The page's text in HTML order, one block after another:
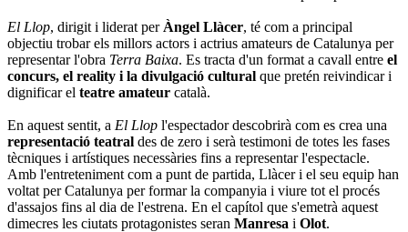
El Llop, dirigit i liderat per Àngel Llàcer, té com a principal
objectiu trobar els millors actors i actrius amateurs de Catalunya per
representar l'obra Terra Baixa. Es tracta d'un format a cavall entre el
concurs, el reality i la divulgació cultural que pretén reivindicar i
dignificar el teatre amateur català.
En aquest sentit, a El Llop l'espectador descobrirà com es crea una
representació teatral des de zero i serà testimoni de totes les fases
tècniques i artístiques necessàries fins a representar l'espectacle.
Amb l'entreteniment com a punt de partida, Llàcer i el seu equip han
voltat per Catalunya per formar la companyia i viure tot el procés
d'assajos fins al dia de l'estrena. En el capítol que s'emetrà aquest
dimecres les ciutats protagonistes seran Manresa i Olot.